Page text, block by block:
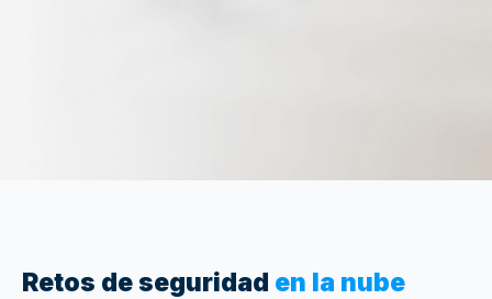
Retos de seguridad en la nube